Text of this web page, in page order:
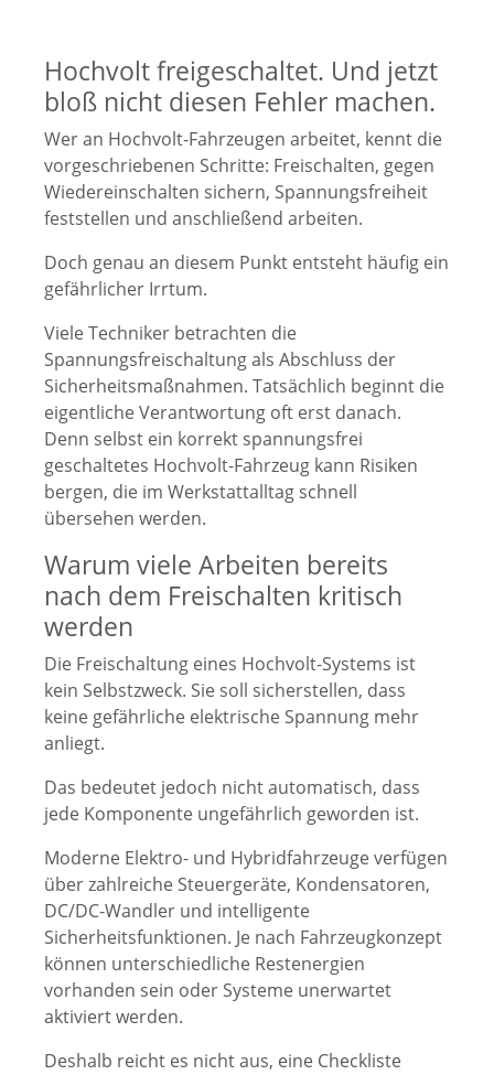
Hochvolt freigeschaltet. Und jetzt
bloß nicht diesen Fehler machen.
Wer an Hochvolt-Fahrzeugen arbeitet, kennt die
vorgeschriebenen Schritte: Freischalten, gegen
Wiedereinschalten sichern, Spannungsfreiheit
feststellen und anschließend arbeiten.
Doch genau an diesem Punkt entsteht häufig ein
gefährlicher Irrtum.
Viele Techniker betrachten die
Spannungsfreischaltung als Abschluss der
Sicherheitsmaßnahmen. Tatsächlich beginnt die
eigentliche Verantwortung oft erst danach.
Denn selbst ein korrekt spannungsfrei
geschaltetes Hochvolt-Fahrzeug kann Risiken
bergen, die im Werkstattalltag schnell
übersehen werden.
Warum viele Arbeiten bereits
nach dem Freischalten kritisch
werden
Die Freischaltung eines Hochvolt-Systems ist
kein Selbstzweck. Sie soll sicherstellen, dass
keine gefährliche elektrische Spannung mehr
anliegt.
Das bedeutet jedoch nicht automatisch, dass
jede Komponente ungefährlich geworden ist.
Moderne Elektro- und Hybridfahrzeuge verfügen
über zahlreiche Steuergeräte, Kondensatoren,
DC/DC-Wandler und intelligente
Sicherheitsfunktionen. Je nach Fahrzeugkonzept
können unterschiedliche Restenergien
vorhanden sein oder Systeme unerwartet
aktiviert werden.
Deshalb reicht es nicht aus, eine Checkliste